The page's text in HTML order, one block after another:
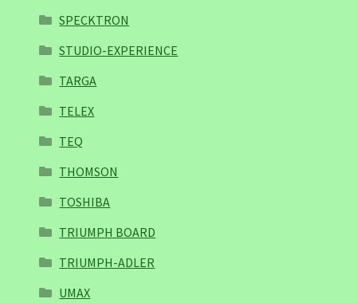
SPECKTRON
STUDIO-EXPERIENCE
TARGA
TELEX
TEQ
THOMSON
TOSHIBA
TRIUMPH BOARD
TRIUMPH-ADLER
UMAX